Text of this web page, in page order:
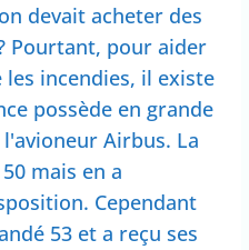
devait acheter des
Pourtant, pour aider
incendies, il existe
possède en grande
Airbus. La
mais en a
Cependant
53 et a reçu ses